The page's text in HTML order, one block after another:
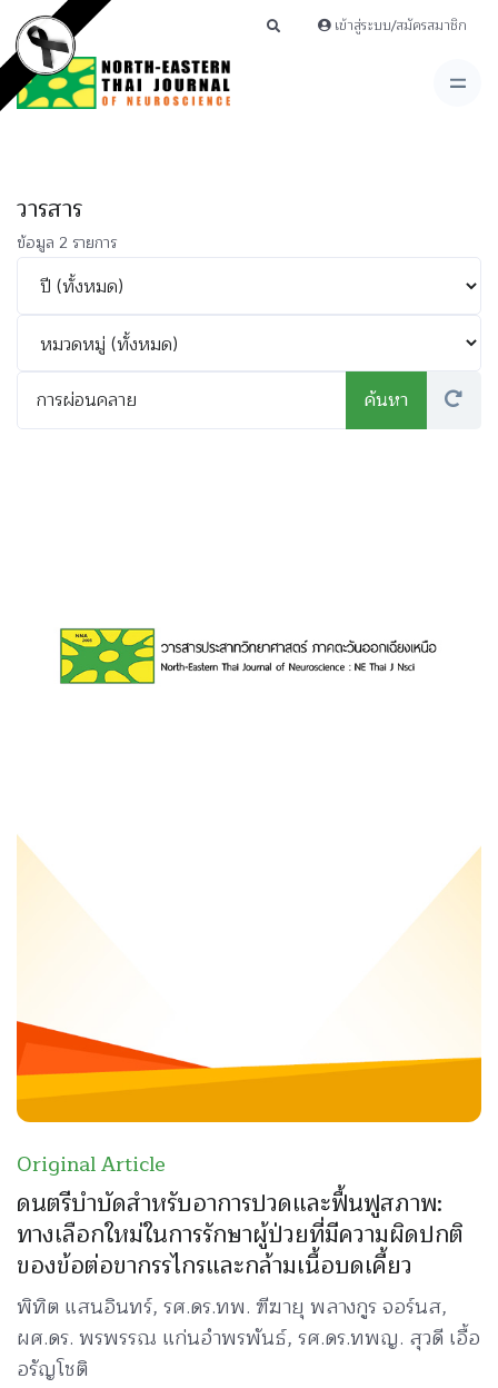
เข้าสู่ระบบ/สมัครสมาชิก
วารสาร
ข้อมูล 2 รายการ
Original Article
ดนตรีบำบัดสำหรับอาการปวดและฟื้นฟูสภาพ:
ทางเลือกใหม่ในการรักษาผู้ป่วยที่มีความผิดปกติ
ของข้อต่อขากรรไกรและกล้ามเนื้อบดเคี้ยว
พิทิต แสนอินทร์, รศ.ดร.ทพ. ฑีฆายุ พลางกูร จอร์นส,
ผศ.ดร. พรพรรณ แก่นอำพรพันธ์, รศ.ดร.ทพญ. สุวดี เอื้อ
อรัญโชติ